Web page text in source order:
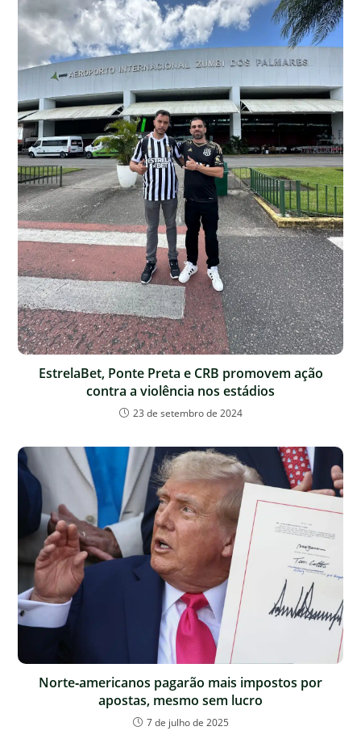
EstrelaBet, Ponte Preta e CRB promovem ação
contra a violência nos estádios
23 de setembro de 2024
Norte‑americanos pagarão mais impostos por
apostas, mesmo sem lucro
7 de julho de 2025